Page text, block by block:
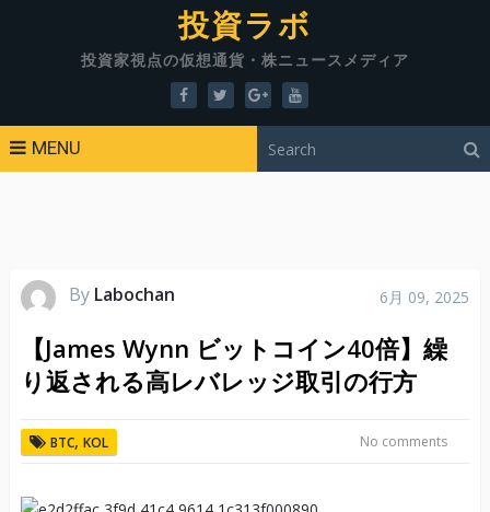
投資ラボ
投資家視点の仮想通貨・株ニュースメディア
MENU
By Labochan 6月 09, 2025
【James Wynn ビットコイン40倍】繰
り返される高レバレッジ取引の行方
BTC, KOL No comments